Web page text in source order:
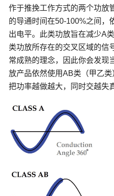
作于推挽工作方式的两个功放
的导通时间在50-100%之间，
出电平。此类功放旨在减少A
类功放所存在的交叉区域的信
常成熟的理念，因此你会发现
放产品依然使用AB类（甲乙类
把功率越做越大，同时交越失